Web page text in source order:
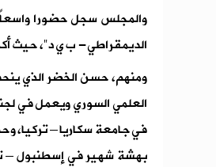
والمجلس سجل حضورا واسعاً
الديمقراطي- ب ي د"، حيث
ومنهم، حسن الخضر الذي